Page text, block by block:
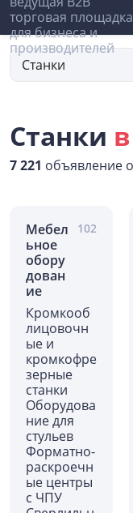
Станки
Станки
7 221 объявление
Мебел
ьное
обору
дован
ие
102
Кромкооб
лицовочн
ые и
кромкофре
зерные
станки
Оборудова
ние для
стульев
Форматно-
раскроечн
ые центры
с ЧПУ